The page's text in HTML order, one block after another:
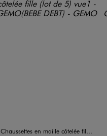
Chaussettes en maille côtelée fille (lot de 5)